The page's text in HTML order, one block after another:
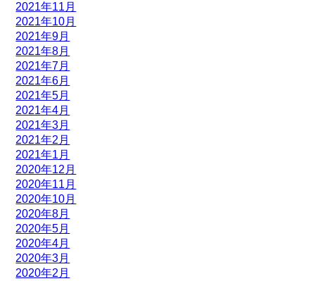
2021年11月
2021年10月
2021年9月
2021年8月
2021年7月
2021年6月
2021年5月
2021年4月
2021年3月
2021年2月
2021年1月
2020年12月
2020年11月
2020年10月
2020年8月
2020年5月
2020年4月
2020年3月
2020年2月